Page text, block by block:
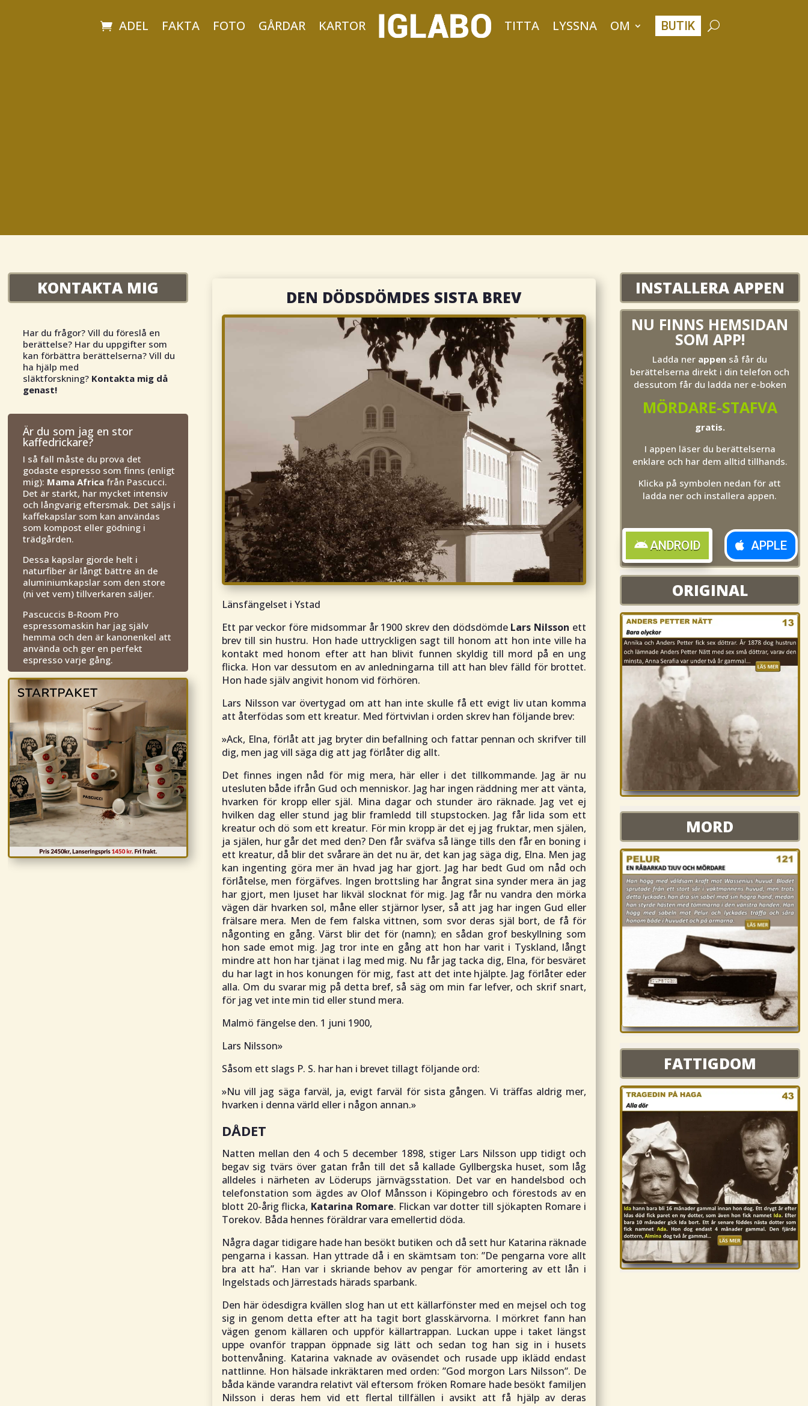
ADEL FAKTA FOTO GÅRDAR KARTOR TITTA LYSSNA OM BUTIK
KONTAKTA MIG
Har du frågor? Vill du föreslå en
berättelse? Har du uppgifter som
kan förbättra berättelserna? Vill du
ha hjälp med
släktforskning? Kontakta mig då
genast!
Är du som jag en stor
kaffedrickare?
I så fall måste du prova det
godaste espresso som finns (enligt
mig): Mama Africa från Pascucci.
Det är starkt, har mycket intensiv
och långvarig eftersmak. Det säljs i
kaffekapslar som kan användas
som kompost eller gödning i
trädgården.
Dessa kapslar gjorde helt i
naturfiber är långt bättre än de
aluminiumkapslar som den store
(ni vet vem) tillverkaren säljer.
Pascuccis B-Room Pro
espressomaskin har jag själv
hemma och den är kanonenkel att
använda och ger en perfekt
espresso varje gång.
DEN DÖDSDÖMDES SISTA BREV
Länsfängelset i Ystad
Ett par veckor före midsommar år 1900 skrev den dödsdömde Lars Nilsson ett
brev till sin hustru. Hon hade uttryckligen sagt till honom att hon inte ville ha
kontakt med honom efter att han blivit funnen skyldig till mord på en ung
flicka. Hon var dessutom en av anledningarna till att han blev fälld för brottet.
Hon hade själv angivit honom vid förhören.
Lars Nilsson var övertygad om att han inte skulle få ett evigt liv utan komma
att återfödas som ett kreatur. Med förtvivlan i orden skrev han följande brev:
»Ack, Elna, förlåt att jag bryter din befallning och fattar pennan och skrifver till
dig, men jag vill säga dig att jag förlåter dig allt.
Det finnes ingen nåd för mig mera, här eller i det tillkommande. Jag är nu
utesluten både ifrån Gud och menniskor. Jag har ingen räddning mer att vänta,
hvarken för kropp eller själ. Mina dagar och stunder äro räknade. Jag vet ej
hvilken dag eller stund jag blir framledd till stupstocken. Jag får lida som ett
kreatur och dö som ett kreatur. För min kropp är det ej jag fruktar, men själen,
ja själen, hur går det med den? Den får sväfva så länge tills den får en boning i
ett kreatur, då blir det svårare än det nu är, det kan jag säga dig, Elna. Men jag
kan ingenting göra mer än hvad jag har gjort. Jag har bedt Gud om nåd och
förlåtelse, men förgäfves. Ingen brottsling har ångrat sina synder mera än jag
har gjort, men ljuset har likväl slocknat för mig. Jag får nu vandra den mörka
vägen där hvarken sol, måne eller stjärnor lyser, så att jag har ingen Gud eller
frälsare mera. Men de fem falska vittnen, som svor deras själ bort, de få för
någonting en gång. Värst blir det för (namn); en sådan grof beskyllning som
hon sade emot mig. Jag tror inte en gång att hon har varit i Tyskland, långt
mindre att hon har tjänat i lag med mig. Nu får jag tacka dig, Elna, för besväret
du har lagt in hos konungen för mig, fast att det inte hjälpte. Jag förlåter eder
alla. Om du svarar mig på detta bref, så säg om min far lefver, och skrif snart,
för jag vet inte min tid eller stund mera.
Malmö fängelse den. 1 juni 1900,
Lars Nilsson»
Såsom ett slags P. S. har han i brevet tillagt följande ord:
»Nu vill jag säga farväl, ja, evigt farväl för sista gången. Vi träffas aldrig mer,
hvarken i denna värld eller i någon annan.»
DÅDET
Natten mellan den 4 och 5 december 1898, stiger Lars Nilsson upp tidigt och
begav sig tvärs över gatan från till det så kallade Gyllbergska huset, som låg
alldeles i närheten av Löderups järnvägsstation. Det var en handelsbod och
telefonstation som ägdes av Olof Månsson i Köpingebro och förestods av en
blott 20-årig flicka, Katarina Romare. Flickan var dotter till sjökapten Romare i
Torekov. Båda hennes föräldrar vara emellertid döda.
Några dagar tidigare hade han besökt butiken och då sett hur Katarina räknade
pengarna i kassan. Han yttrade då i en skämtsam ton:”De pengarna vore allt
bra att ha”. Han var i skriande behov av pengar för amortering av ett lån i
Ingelstads och Järrestads härads sparbank.
Den här ödesdigra kvällen slog han ut ett källarfönster med en mejsel och tog
sig in genom detta efter att ha tagit bort glasskärvorna. I mörkret fann han
vägen genom källaren och uppför källartrappan. Luckan uppe i taket längst
uppe ovanför trappan öppnade sig lätt och sedan tog han sig in i husets
bottenvåning. Katarina vaknade av oväsendet och rusade upp iklädd endast
nattlinne. Hon hälsade inkräktaren med orden: ”God morgon Lars Nilsson”. De
båda kände varandra relativt väl eftersom fröken Romare hade besökt familjen
Nilsson i deras hem vid ett flertal tillfällen i avsikt att få hjälp av deras
INSTALLERA APPEN
NU FINNS HEMSIDAN
SOM APP!
Ladda ner appen så får du
berättelserna direkt i din telefon och
dessutom får du ladda ner e-boken
MÖRDARE-STAFVA
gratis.
I appen läser du berättelserna
enklare och har dem alltid tillhands.
Klicka på symbolen nedan för att
ladda ner och installera appen.
ANDROID APPLE
ORIGINAL
ORIGINAL
MORD
MORD
FATTIGDOM
FATTIGDOM